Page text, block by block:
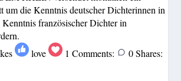
um die Kenntnis deutscher Dichterinnen in
französischer Dichter in
love 1 Comments: 0 Shares: